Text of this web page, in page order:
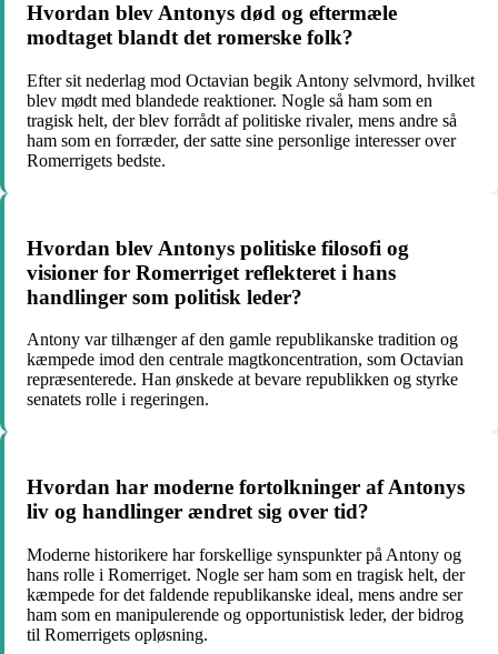
Hvordan blev Antonys død og eftermæle
modtaget blandt det romerske folk?
Efter sit nederlag mod Octavian begik Antony selvmord, hvilket
blev mødt med blandede reaktioner. Nogle så ham som en
tragisk helt, der blev forrådt af politiske rivaler, mens andre så
ham som en forræder, der satte sine personlige interesser over
Romerrigets bedste.
Hvordan blev Antonys politiske filosofi og
visioner for Romerriget reflekteret i hans
handlinger som politisk leder?
Antony var tilhænger af den gamle republikanske tradition og
kæmpede imod den centrale magtkoncentration, som Octavian
repræsenterede. Han ønskede at bevare republikken og styrke
senatets rolle i regeringen.
Hvordan har moderne fortolkninger af Antonys
liv og handlinger ændret sig over tid?
Moderne historikere har forskellige synspunkter på Antony og
hans rolle i Romerriget. Nogle ser ham som en tragisk helt, der
kæmpede for det faldende republikanske ideal, mens andre ser
ham som en manipulerende og opportunistisk leder, der bidrog
til Romerrigets opløsning.